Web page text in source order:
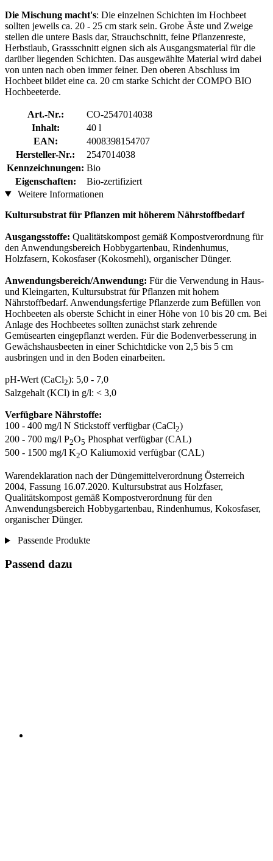
Die Mischung macht's: Die einzelnen Schichten im Hochbeet
sollten jeweils ca. 20 - 25 cm stark sein. Grobe Äste und Zweige
stellen die untere Basis dar, Strauchschnitt, feine Pflanzenreste,
Herbstlaub, Grassschnitt eignen sich als Ausgangsmaterial für die
darüber liegenden Schichten. Das ausgewählte Material wird dabei
von unten nach oben immer feiner. Den oberen Abschluss im
Hochbeet bildet eine ca. 20 cm starke Schicht der COMPO BIO
Hochbeeterde.
Art.-Nr.:
CO-2547014038
Inhalt:
40 l
EAN:
4008398154707
Hersteller-Nr.:
2547014038
Kennzeichnungen: Bio
Eigenschaften:
Bio-zertifiziert
Weitere Informationen
Kultursubstrat für Pflanzen mit höherem Nährstoffbedarf
Ausgangsstoffe: Qualitätskompost gemäß Kompostverordnung für
den Anwendungsbereich Hobbygartenbau, Rindenhumus,
Holzfasern, Kokosfaser (Kokosmehl), organischer Dünger.
Anwendungsbereich/Anwendung: Für die Verwendung in Haus-
und Kleingarten, Kultursubstrat für Pflanzen mit hohem
Nährstoffbedarf. Anwendungsfertige Pflanzerde zum Befüllen von
Hochbeeten als oberste Schicht in einer Höhe von 10 bis 20 cm. Bei
Anlage des Hochbeetes sollten zunächst stark zehrende
Gemüsearten eingepflanzt werden. Für die Bodenverbesserung in
Gewächshausbeeten in einer Schichtdicke von 2,5 bis 5 cm
ausbringen und in den Boden einarbeiten.
pH-Wert (CaCl2): 5,0 - 7,0
Salzgehalt (KCl) in g/l: < 3,0
Verfügbare Nährstoffe:
100 - 400 mg/l N Stickstoff verfügbar (CaCl2)
200 - 700 mg/l P2O5 Phosphat verfügbar (CAL)
500 - 1500 mg/l K2O Kaliumoxid verfügbar (CAL)
Warendeklaration nach der Düngemittelverordnung Österreich
2004, Fassung 16.07.2020. Kultursubstrat aus Holzfaser,
Qualitätskompost gemäß Kompostverordnung für den
Anwendungsbereich Hobbygartenbau, Rindenhumus, Kokosfaser,
organischer Dünger.
Passende Produkte
Passend dazu